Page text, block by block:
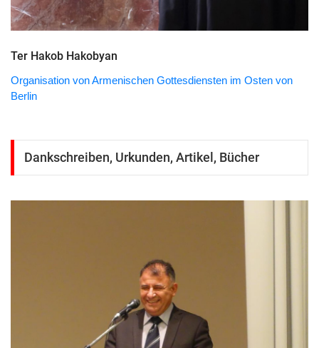
Ter Hakob Hakobyan
Organisation von Armenischen Gottesdiensten im Osten von
Berlin
Dankschreiben, Urkunden, Artikel, Bücher